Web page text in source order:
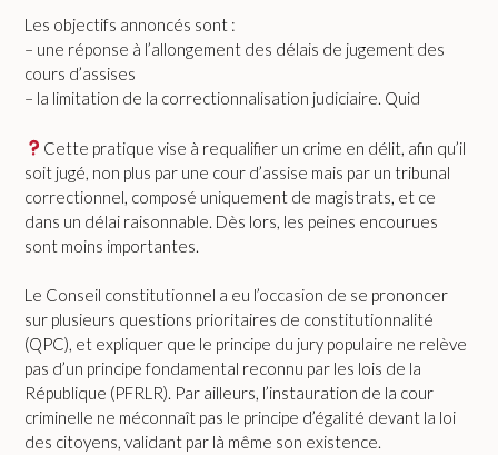
Les objectifs annoncés sont :
– une réponse à l’allongement des délais de jugement des
cours d’assises
– la limitation de la correctionnalisation judiciaire. Quid
Cette pratique vise à requalifier un crime en délit, afin qu’il
soit jugé, non plus par une cour d’assise mais par un tribunal
correctionnel, composé uniquement de magistrats, et ce
dans un délai raisonnable. Dès lors, les peines encourues
sont moins importantes.
Le Conseil constitutionnel a eu l’occasion de se prononcer
sur plusieurs questions prioritaires de constitutionnalité
(QPC), et expliquer que le principe du jury populaire ne relève
pas d’un principe fondamental reconnu par les lois de la
République (PFRLR). Par ailleurs, l’instauration de la cour
criminelle ne méconnaît pas le principe d’égalité devant la loi
des citoyens, validant par là même son existence.